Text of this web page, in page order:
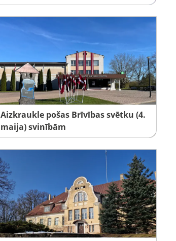
Aizkraukle pošas Brīvības svētku (4.
maija) svinībām